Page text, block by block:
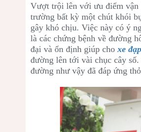
Vượt trội lên với ưu điểm vận
trường bất kỳ một chút khói
gây khó chịu. Việc này có ý
là các chứng bệnh về đường
đại và ổn định giúp cho xe
đường lên tới vài chục cây
đường như vậy đã đáp ứng